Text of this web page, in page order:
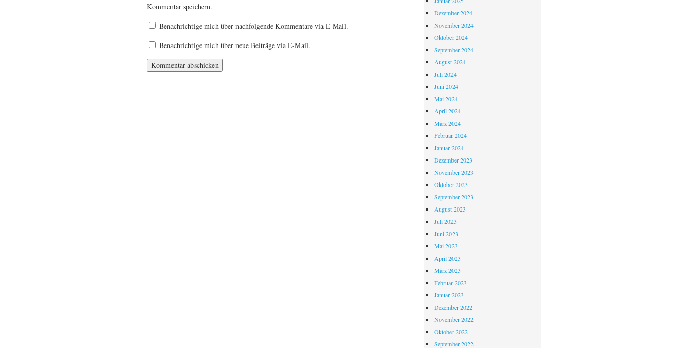
Kommentar speichern.
Benachrichtige mich über nachfolgende Kommentare via E-Mail.
Benachrichtige mich über neue Beiträge via E-Mail.
Dezember 2024
November 2024
Oktober 2024
September 2024
August 2024
Juli 2024
Juni 2024
Mai 2024
April 2024
März 2024
Februar 2024
Januar 2024
Dezember 2023
November 2023
Oktober 2023
September 2023
August 2023
Juli 2023
Juni 2023
Mai 2023
April 2023
März 2023
Februar 2023
Januar 2023
Dezember 2022
November 2022
Oktober 2022
September 2022